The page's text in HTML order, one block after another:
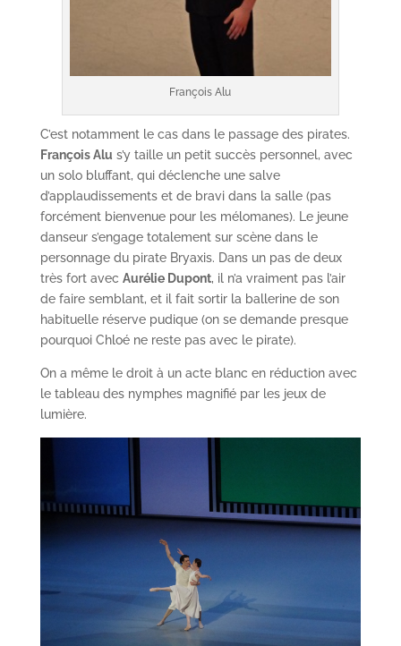
François Alu
C’est notamment le cas dans le passage des pirates.
François Alu s’y taille un petit succès personnel, avec
un solo bluffant, qui déclenche une salve
d’applaudissements et de bravi dans la salle (pas
forcément bienvenue pour les mélomanes). Le jeune
danseur s’engage totalement sur scène dans le
personnage du pirate Bryaxis. Dans un pas de deux
très fort avec Aurélie Dupont, il n’a vraiment pas l’air
de faire semblant, et il fait sortir la ballerine de son
habituelle réserve pudique (on se demande presque
pourquoi Chloé ne reste pas avec le pirate).
On a même le droit à un acte blanc en réduction avec
le tableau des nymphes magnifié par les jeux de
lumière.